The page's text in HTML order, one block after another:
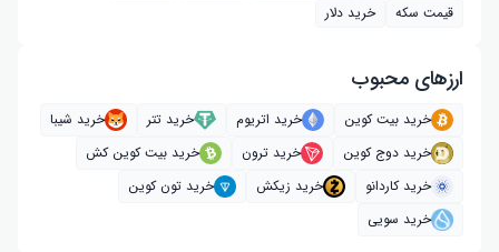
قیمت سکه
خرید دلار
ارز‌های محبوب
خرید بیت کوین خرید اتریوم خرید تتر
خرید شیبا
خرید دوج کوین
خرید ترون
خرید بیت کوین کش
خرید کاردانو
خرید زیکش
خرید تون کوین
خرید سویی